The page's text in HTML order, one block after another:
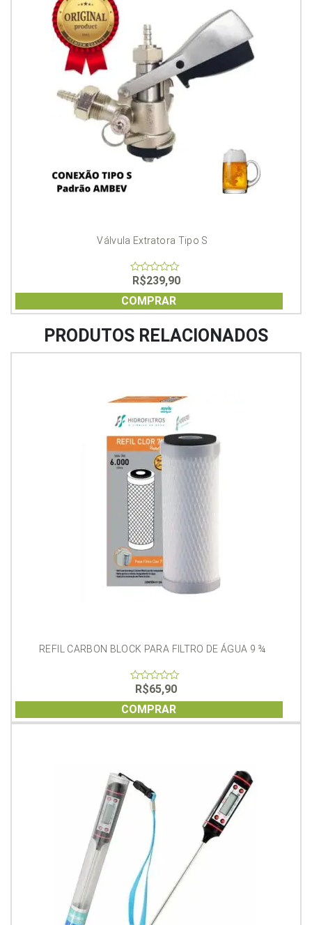
Válvula Extratora Tipo S
0
out
of
5
R$239,90
COMPRAR
PRODUTOS RELACIONADOS
REFIL CARBON BLOCK PARA FILTRO DE ÁGUA 9 ¾
of
5
R$65,90
COMPRAR